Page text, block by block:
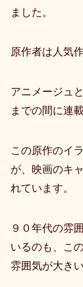
ました。
原作者は人気
アニメージュ
までの間に連
この原作のイ
が、映画のキ
れています。
９０年代の雰
いるのも、こ
雰囲気が大き